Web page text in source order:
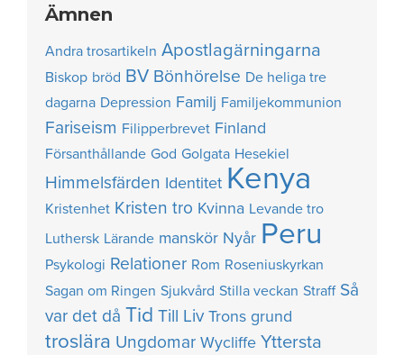
Ämnen
Andra trosartikeln Apostlagärningarna
Biskop bröd BV Bönhörelse De heliga tre
dagarna Depression Familj Familjekommunion
Fariseism Filipperbrevet Finland
Försanthållande God Golgata Hesekiel
Himmelsfärden Identitet Kenya
Kristenhet Kristen tro Kvinna Levande tro
Luthersk Lärande manskör Nyår Peru
Psykologi Relationer Rom Roseniuskyrkan
Sagan om Ringen Sjukvård Stilla veckan Straff Så
var det då Tid Till Liv Trons grund
troslära Ungdomar Wycliffe Yttersta